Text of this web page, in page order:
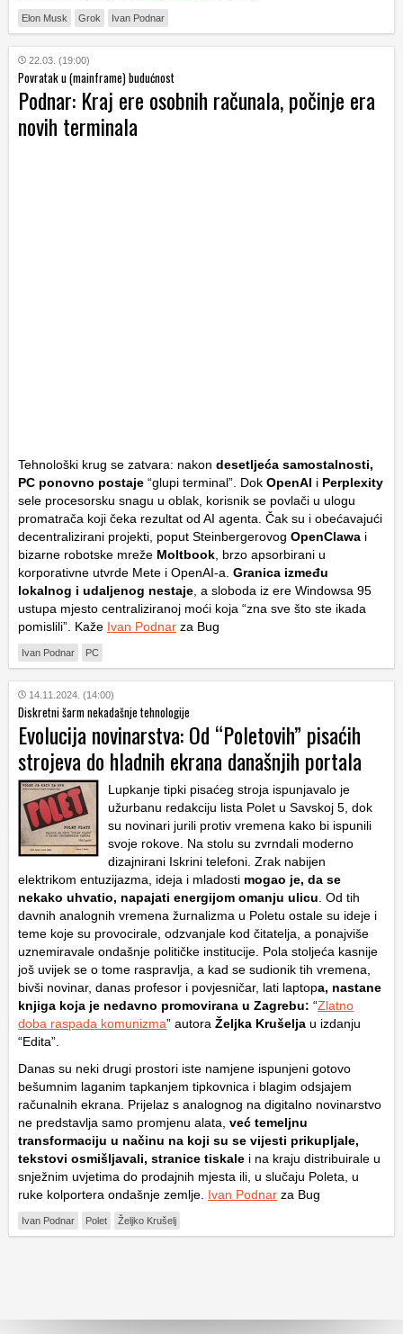
Elon Musk Grok Ivan Podnar
22.03. (19:00)
Povratak u (mainframe) budućnost
Podnar: Kraj ere osobnih računala, počinje era
novih terminala
Tehnološki krug se zatvara: nakon desetljeća samostalnosti,
PC ponovno postaje “glupi terminal”. Dok OpenAI i Perplexity
sele procesorsku snagu u oblak, korisnik se povlači u ulogu
promatrača koji čeka rezultat od AI agenta. Čak su i obećavajući
decentralizirani projekti, poput Steinbergerovog OpenClawa i
bizarne robotske mreže Moltbook , brzo apsorbirani u
korporativne utvrde Mete i OpenAI-a. Granica između
lokalnog i udaljenog nestaje , a sloboda iz ere Windowsa 95
ustupa mjesto centraliziranoj moći koja “zna sve što ste ikada
pomislili”. Kaže Ivan Podnar za Bug
Ivan Podnar PC
14.11.2024. (14:00)
Diskretni šarm nekadašnje tehnologije
Evolucija novinarstva: Od “Poletovih” pisaćih
strojeva do hladnih ekrana današnjih portala
Lupkanje tipki pisaćeg stroja ispunjavalo je
užurbanu redakciju lista Polet u Savskoj 5, dok
su novinari jurili protiv vremena kako bi ispunili
svoje rokove. Na stolu su zvrndali moderno
dizajnirani Iskrini telefoni. Zrak nabijen
elektrikom entuzijazma, ideja i mladosti mogao je, da se
nekako uhvatio, napajati energijom omanju ulicu . Od tih
davnih analognih vremena žurnalizma u Poletu ostale su ideje i
teme koje su provocirale, odzvanjale kod čitatelja, a ponajviše
uznemiravale ondašnje političke institucije. Pola stoljeća kasnije
još uvijek se o tome raspravlja, a kad se sudionik tih vremena,
bivši novinar, danas profesor i povjesničar, lati laptopa, nastane
knjiga koja je nedavno promovirana u Zagrebu: “Zlatno
doba raspada komunizma” autora Željka Krušelja u izdanju
“Edita”.
Danas su neki drugi prostori iste namjene ispunjeni gotovo
bešumnim laganim tapkanjem tipkovnica i blagim odsjajem
računalnih ekrana. Prijelaz s analognog na digitalno novinarstvo
ne predstavlja samo promjenu alata, već temeljnu
transformaciju u načinu na koji su se vijesti prikupljale,
tekstovi osmišljavali, stranice tiskale i na kraju distribuirale u
snježnim uvjetima do prodajnih mjesta ili, u slučaju Poleta, u
ruke kolportera ondašnje zemlje. Ivan Podnar za Bug
Ivan Podnar Polet Željko Krušelj